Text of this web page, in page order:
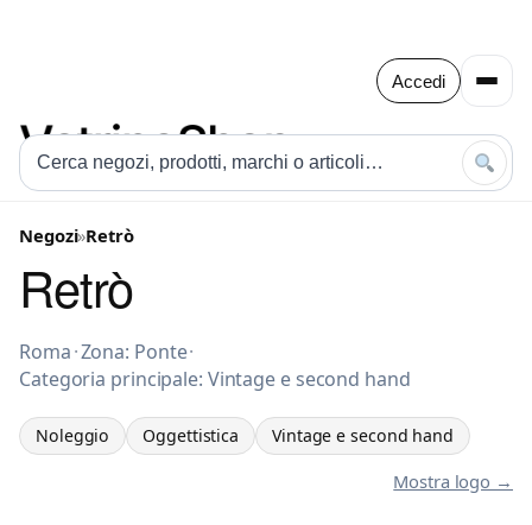
Accedi
Negozi»Retrò
Retrò
Noleggio a Roma
Roma·Zona: Ponte·
Categoria principale: Vintage e second hand
Noleggio Oggettistica Vintage e second hand
Mostra logo →